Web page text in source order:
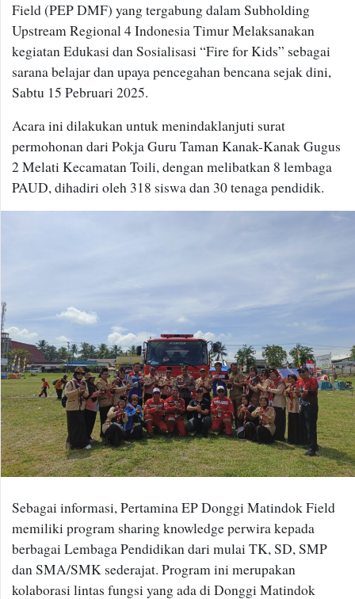
Field (PEP DMF) yang tergabung dalam Subholding
Upstream Regional 4 Indonesia Timur Melaksanakan
kegiatan Edukasi dan Sosialisasi “Fire for Kids” sebagai
sarana belajar dan upaya pencegahan bencana sejak dini,
Sabtu 15 Pebruari 2025.
Acara ini dilakukan untuk menindaklanjuti surat
permohonan dari Pokja Guru Taman Kanak-Kanak Gugus
2 Melati Kecamatan Toili, dengan melibatkan 8 lembaga
PAUD, dihadiri oleh 318 siswa dan 30 tenaga pendidik.
Sebagai informasi, Pertamina EP Donggi Matindok Field
memiliki program sharing knowledge perwira kepada
berbagai Lembaga Pendidikan dari mulai TK, SD, SMP
dan SMA/SMK sederajat. Program ini merupakan
kolaborasi lintas fungsi yang ada di Donggi Matindok